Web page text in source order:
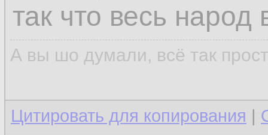
так что весь народ
А вы шо думали, всё так
Цитировать для копирования |